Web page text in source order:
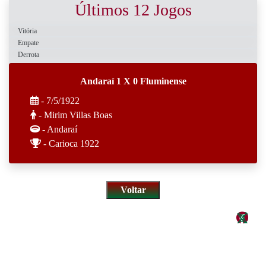
Últimos 12 Jogos
Vitória
Empate
Derrota
Andaraí 1 X 0 Fluminense
- 7/5/1922
- Mirim Villas Boas
- Andaraí
- Carioca 1922